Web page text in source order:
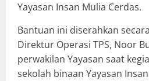
Yayasan Insan Mulia Cerdas.
Bantuan ini diserahkan
Direktur Operasi TPS, Noor
perwakilan Yayasan saat
sekolah binaan Yayasan